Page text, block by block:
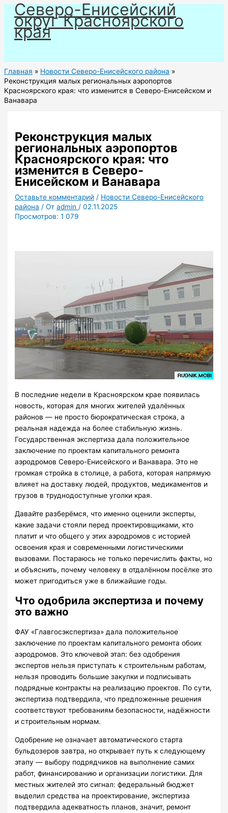
Перейти
содержимому
Северо-Енисейский
округ Красноярского
края
Главная
Новости Северо-Енисейского района
Реконструкция малых региональных аэропортов
Красноярского края: что изменится в Северо-Енисейском и
Ванавара
Реконструкция малых
региональных аэропортов
Красноярского края: что
изменится в Северо-
Енисейском и Ванавара
Оставьте комментарий / Новости Северо-Енисейского
района / Отadmin /02.11.2025
Просмотров: 1 079
В последние недели в Красноярском крае появилась
новость, которая для многих жителей удалённых
районов — не просто бюрократическая строка, а
реальная надежда на более стабильную жизнь.
Государственная экспертиза дала положительное
заключение по проектам капитального ремонта
аэродромов Северо-Енисейского и Ванавара. Это не
громкая стройка в столице, а работа, которая напрямую
влияет на доставку людей, продуктов, медикаментов и
грузов в труднодоступные уголки края.
Давайте разберёмся, что именно оценили эксперты,
какие задачи стояли перед проектировщиками, кто
платит и что общего у этих аэродромов с историей
освоения края и современными логистическими
вызовами. Постараюсь не только перечислить факты, но
и объяснить, почему человеку в отдалённом посёлке это
может пригодиться уже в ближайшие годы.
Что одобрила экспертиза и почему
это важно
ФАУ «Главгосэкспертиза» дала положительное
заключение по проектам капитального ремонта обоих
аэродромов. Это ключевой этап: без одобрения
экспертов нельзя приступать к строительным работам,
нельзя проводить большие закупки и подписывать
подрядные контракты на реализацию проектов. По сути,
экспертиза подтвердила, что предложенные решения
соответствуют требованиям безопасности, надёжности
и строительным нормам.
Одобрение не означает автоматического старта
бульдозеров завтра, но открывает путь к следующему
этапу — выбору подрядчиков на выполнение самих
работ, финансированию и организации логистики. Для
местных жителей это сигнал: федеральный бюджет
выделил средства на проектирование, экспертиза
подтвердила адекватность планов, значит, ремонт